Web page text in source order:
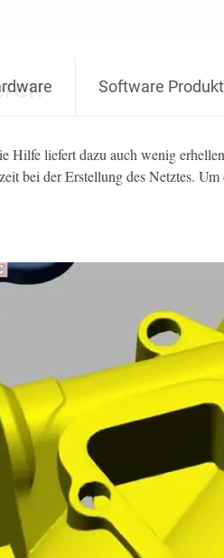
Software
Hilfe liefert dazu auch wenig
bei der Erstellung des Netztes.